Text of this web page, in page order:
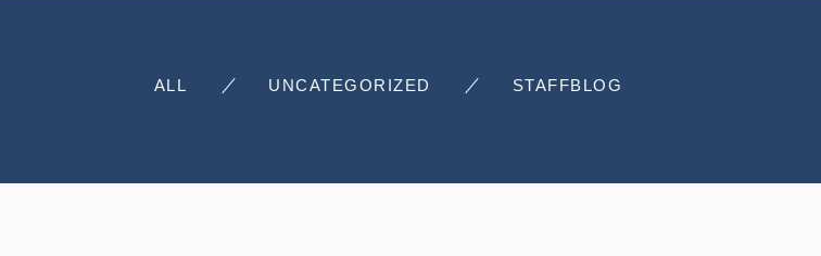
ALL UNCATEGORIZED STAFFBLOG